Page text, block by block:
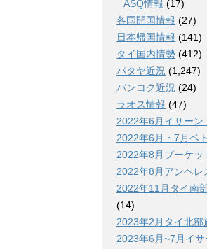
ASQ情報 (17)
各国開国情報 (27)
日本帰国情報 (141)
タイ国内情勢 (412)
パタヤ近況 (1,247)
バンコク近況 (24)
ラオス情報 (47)
2022年6月イサーン
2022年6月・7月ベ
2022年8月プーケッ
2022年8月アンヘレ
2022年11月タイ南
(14)
2023年2月タイ北部
2023年6月~7月イ